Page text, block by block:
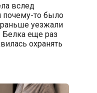
вслед
то было
уезжали
Белка еще раз
охранять